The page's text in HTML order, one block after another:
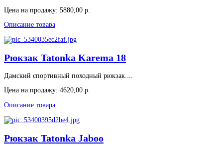
Цена на продажу: 5880,00 р.
Описание товара
Рюкзак Tatonka Karema 18
Дамский спортивный походный рюкзак....
Цена на продажу: 4620,00 р.
Описание товара
Рюкзак Tatonka Jaboo